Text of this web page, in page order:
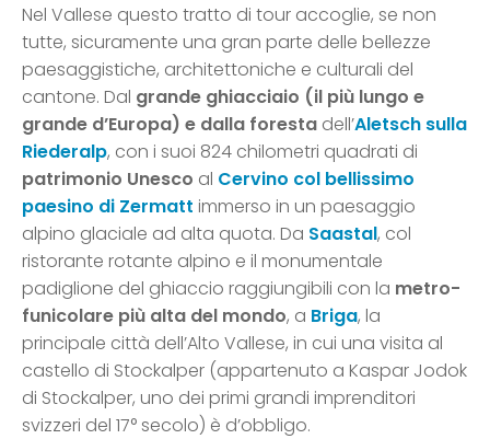
Nel Vallese questo tratto di tour accoglie, se non
tutte, sicuramente una gran parte delle bellezze
paesaggistiche, architettoniche e culturali del
cantone. Dal grande ghiacciaio (il più lungo e
grande d’Europa) e dalla foresta dell’Aletsch sulla
Riederalp, con i suoi 824 chilometri quadrati di
patrimonio Unesco al Cervino col bellissimo
paesino di Zermatt immerso in un paesaggio
alpino glaciale ad alta quota. Da Saastal, col
ristorante rotante alpino e il monumentale
padiglione del ghiaccio raggiungibili con la metro-
funicolare più alta del mondo, a Briga, la
principale città dell’Alto Vallese, in cui una visita al
castello di Stockalper (appartenuto a Kaspar Jodok
di Stockalper, uno dei primi grandi imprenditori
svizzeri del 17° secolo) è d’obbligo.